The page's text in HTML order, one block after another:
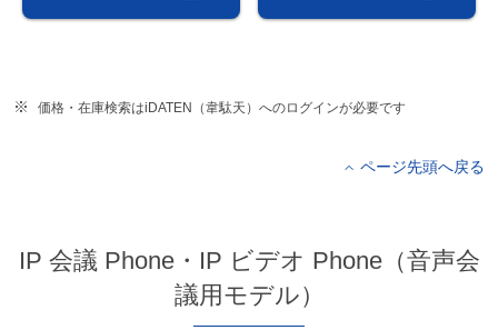
価格・在庫検索はiDATEN（韋駄天）へのログインが必要です
ページ先頭へ戻る
IP 会議 Phone・IP ビデオ Phone（音声会
議用モデル）